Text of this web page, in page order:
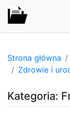
Strona główna
Zdrowie i
Kategoria: